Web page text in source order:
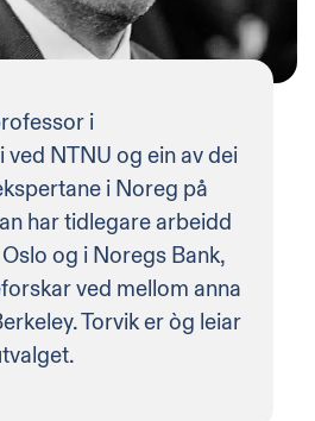
i
NTNU og ein av dei
i Noreg på
har tidlegare arbeidd
og i Noregs Bank,
ved mellom anna
Torvik er òg leiar